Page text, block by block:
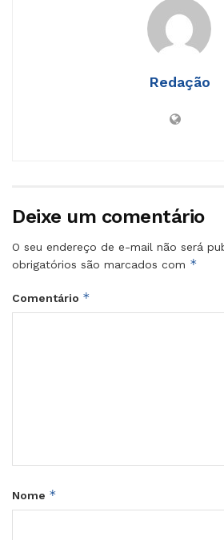
Redação
Deixe um comentário
O seu endereço de e-mail não será
obrigatórios são marcados com *
Comentário *
Nome *